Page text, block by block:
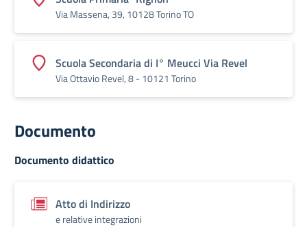
Via Massena, 39, 10128 Torino TO
Scuola Secondaria di I° Meucci Via Revel
Via Ottavio Revel, 8 - 10121 Torino
Documento
Documento didattico
Atto di Indirizzo
e relative integrazioni